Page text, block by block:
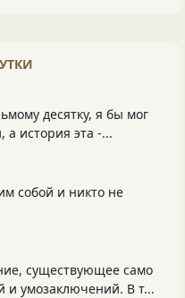
десятку, я бы мог
история эта -...
собой и никто не
существующее само
умозаключений. В т...